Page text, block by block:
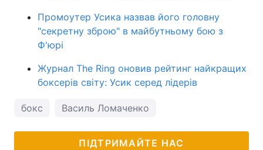
Промоутер Усика назвав його головну
"секретну зброю" в майбутньому бою з
Ф'юрі
Журнал The Ring оновив рейтинг найкращих
боксерів світу: Усик серед лідерів
бокс Василь Ломаченко
ПІДТРИМАЙТЕ НАС